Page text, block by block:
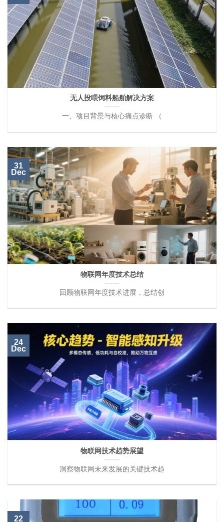
无人投喂饲料船舶解决方案
一、项目背景与核心痛点诊断 （
物联网年度技术总结
回顾物联网年度技术进展，总结创
31
Dec
物联网技术趋势展望
洞察物联网未来发展的关键技术趋
24
Dec
22